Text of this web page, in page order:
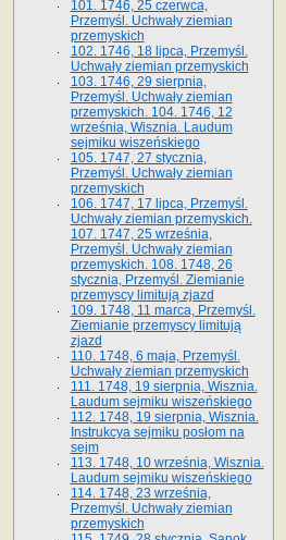
101. 1746, 25 czerwca,
Przemyśl. Uchwały ziemian
przemyskich
102. 1746, 18 lipca, Przemyśl.
Uchwały ziemian przemyskich
103. 1746, 29 sierpnia,
Przemyśl. Uchwały ziemian
przemyskich. 104. 1746, 12
września, Wisznia. Laudum
sejmiku wiszeńskiego
105. 1747, 27 stycznia,
Przemyśl. Uchwały ziemian
przemyskich
106. 1747, 17 lipca, Przemyśl.
Uchwały ziemian przemyskich.
107. 1747, 25 września,
Przemyśl. Uchwały ziemian
przemyskich. 108. 1748, 26
stycznia, Przemyśl. Ziemianie
przemyscy limitują zjazd
109. 1748, 11 marca, Przemyśl.
Ziemianie przemyscy limitują
zjazd
110. 1748, 6 maja, Przemyśl.
Uchwały ziemian przemyskich
111. 1748, 19 sierpnia, Wisznia.
Laudum sejmiku wiszeńskiego
112. 1748, 19 sierpnia, Wisznia.
Instrukcya sejmiku posłom na
sejm
113. 1748, 10 września, Wisznia.
Laudum sejmiku wiszeńskiego
114. 1748, 23 września,
Przemyśl. Uchwały ziemian
przemyskich